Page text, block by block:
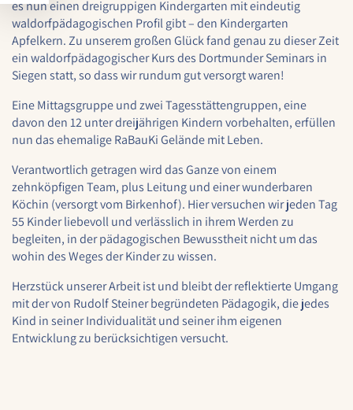
es nun einen dreigruppigen Kindergarten mit eindeutig
waldorfpädagogischen Profil gibt – den Kindergarten
Apfelkern. Zu unserem großen Glück fand genau zu dieser Zeit
ein waldorfpädagogischer Kurs des Dortmunder Seminars in
Siegen statt, so dass wir rundum gut versorgt waren!
Eine Mittagsgruppe und zwei Tagesstättengruppen, eine
davon den 12 unter dreijährigen Kindern vorbehalten, erfüllen
nun das ehemalige RaBauKi Gelände mit Leben.
Verantwortlich getragen wird das Ganze von einem
zehnköpfigen Team, plus Leitung und einer wunderbaren
Köchin (versorgt vom Birkenhof). Hier versuchen wir jeden Tag
55 Kinder liebevoll und verlässlich in ihrem Werden zu
begleiten, in der pädagogischen Bewusstheit nicht um das
wohin des Weges der Kinder zu wissen.
Herzstück unserer Arbeit ist und bleibt der reflektierte Umgang
mit der von Rudolf Steiner begründeten Pädagogik, die jedes
Kind in seiner Individualität und seiner ihm eigenen
Entwicklung zu berücksichtigen versucht.
1 Jahr
YouTube
YouTube
Anbieter:
Zweck:
YouTube dienen der Erfassung von
Benutzerinteraktionen mit eingebetteten
Videos sowie der Bereitstellung von
Analysen zur Verbesserung der Videoqualität
und Benutzererfahrung.
Cookie Laufzeit:
6 Monate